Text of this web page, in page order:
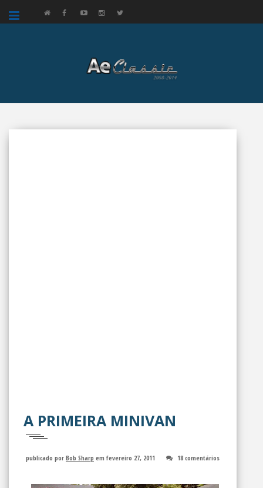
A PRIMEIRA MINIVAN
publicado por Bob Sharp em fevereiro 27, 2011 18 comentários